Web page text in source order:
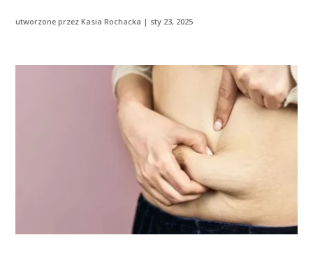
utworzone przezKasia Rochacka | sty 23, 2025